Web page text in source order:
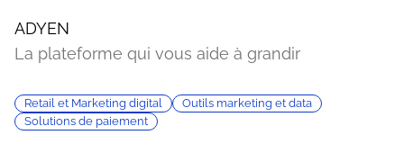
ADYEN
La plateforme qui vous aide à grandir
Retail et Marketing digital
Outils marketing et data
Solutions de paiement